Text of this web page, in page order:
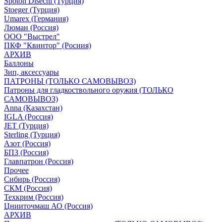
Stoeger (Турция)
Umarex (Германия)
Люман (Россия)
ООО "Выстрел"
ПКФ "Квинтор" (Росиия)
АРХИВ
Баллоны
Зип, аксессуары
ПАТРОНЫ (ТОЛЬКО САМОВЫВОЗ)
Патроны для гладкоствольного оружия (ТОЛЬКО
САМОВЫВОЗ)
Anna (Казахстан)
IGLA (Россия)
JET (Турция)
Sterling (Турция)
Азот (Россия)
БПЗ (Россия)
Главпатрон (Россия)
Прочее
Сибирь (Россия)
СКМ (Россия)
Техкрим (Россия)
Цнииточмаш АО (Россия)
АРХИВ